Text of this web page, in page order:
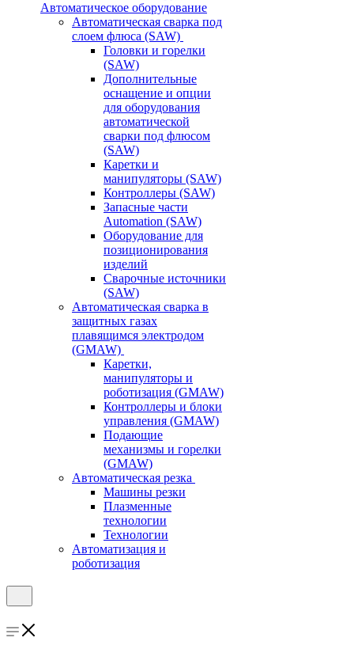
Автоматическое оборудование
Автоматическая сварка под
слоем флюса (SAW)
Головки и горелки
(SAW)
Дополнительные
оснащение и опции
для оборудования
автоматической
сварки под флюсом
(SAW)
Каретки и
манипуляторы (SAW)
Контроллеры (SAW)
Запасные части
Automation (SAW)
Оборудование для
позиционирования
изделий
Сварочные источники
(SAW)
Автоматическая сварка в
защитных газах
плавящимся электродом
(GMAW)
Каретки,
манипуляторы и
роботизация (GMAW)
Контроллеры и блоки
управления (GMAW)
Подающие
механизмы и горелки
(GMAW)
Автоматическая резка
Машины резки
Плазменные
технологии
Технологии
Автоматизация и
роботизация